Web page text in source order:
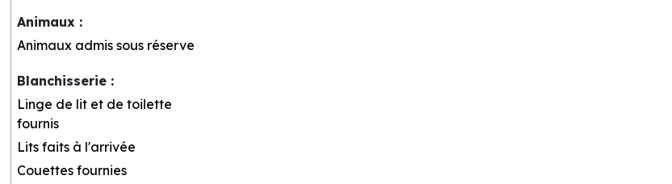
Animaux :
Animaux admis sous réserve
Blanchisserie :
Linge de lit et de toilette
fournis
Lits faits à l'arrivée
Couettes fournies